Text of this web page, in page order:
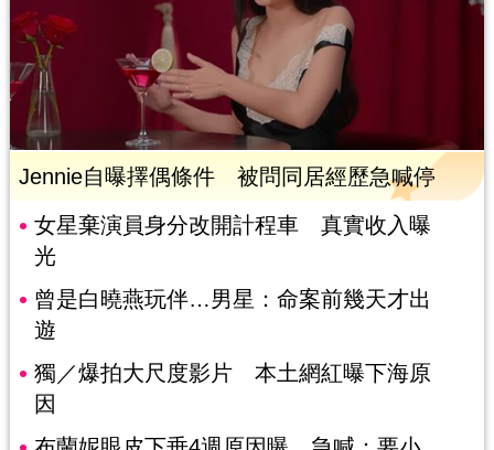
Jennie自曝擇偶條件 被問同居經歷急喊停
女星棄演員身分改開計程車 真實收入曝
光
曾是白曉燕玩伴…男星：命案前幾天才出
遊
獨／爆拍大尺度影片 本土網紅曝下海原
因